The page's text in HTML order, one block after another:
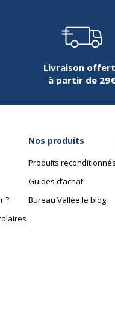
Livraison
à partir de 29€
?
Nos produits
Produits reconditionnés
Guides d’achat
Bureau Vallée le blog